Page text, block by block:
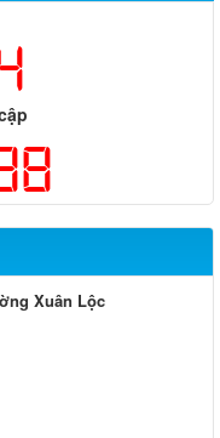
Xuân Lộc